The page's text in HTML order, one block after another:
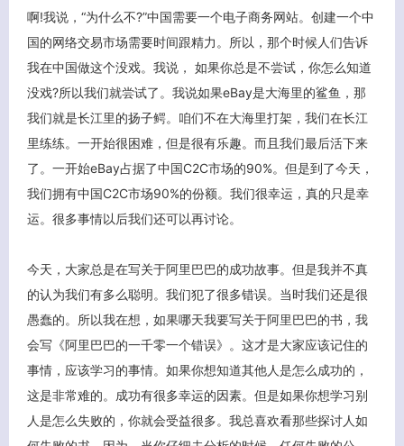
啊!我说，“为什么不?”中国需要一个电子商务网站。创建一个中
国的网络交易市场需要时间跟精力。所以，那个时候人们告诉
我在中国做这个没戏。我说， 如果你总是不尝试，你怎么知道
没戏?所以我们就尝试了。我说如果eBay是大海里的鲨鱼，那
我们就是长江里的扬子鳄。咱们不在大海里打架，我们在长江
里练练。一开始很困难，但是很有乐趣。而且我们最后活下来
了。一开始eBay占据了中国C2C市场的90%。但是到了今天，
我们拥有中国C2C市场90%的份额。我们很幸运，真的只是幸
运。很多事情以后我们还可以再讨论。
今天，大家总是在写关于阿里巴巴的成功故事。但是我并不真
的认为我们有多么聪明。我们犯了很多错误。当时我们还是很
愚蠢的。所以我在想，如果哪天我要写关于阿里巴巴的书，我
会写《阿里巴巴的一千零一个错误》。这才是大家应该记住的
事情，应该学习的事情。如果你想知道其他人是怎么成功的，
这是非常难的。成功有很多幸运的因素。但是如果你想学习别
人是怎么失败的，你就会受益很多。我总喜欢看那些探讨人如